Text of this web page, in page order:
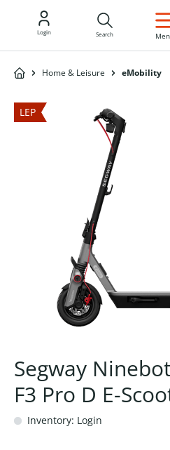
Login Search
Home & Leisure eMobility
LEP
Segway
F3 Pro D E-
Inventory: Login